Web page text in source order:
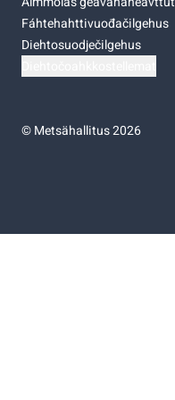
Fáhtehahttivuođačilgehus
Diehtosuodječilgehus
©Metsähallitus 2026